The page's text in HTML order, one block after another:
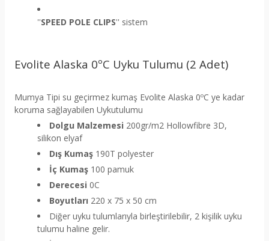
''SPEED POLE CLIPS'' sistem
Evolite Alaska 0ºC Uyku Tulumu (2 Adet)
Mumya Tipi su geçirmez kumaş Evolite Alaska 0ºC ye kadar
koruma sağlayabilen Uykutulumu
Dolgu Malzemesi 200gr/m2 Hollowfibre 3D,
silikon elyaf
Dış Kumaş 190T polyester
İç Kumaş 100 pamuk
Derecesi 0C
Boyutları 220 x 75 x 50 cm
Diğer uyku tulumlarıyla birleştirilebilir, 2 kişilik uyku
tulumu haline gelir.